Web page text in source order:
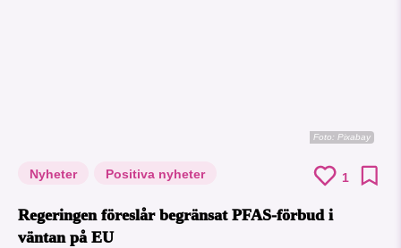
Foto: Pixabay
Nyheter Positiva nyheter 1
Regeringen föreslår begränsat PFAS-förbud i
väntan på EU